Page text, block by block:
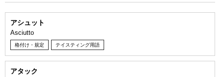
アシュット
Asciutto
格付け・規定 テイスティング用語
アタック